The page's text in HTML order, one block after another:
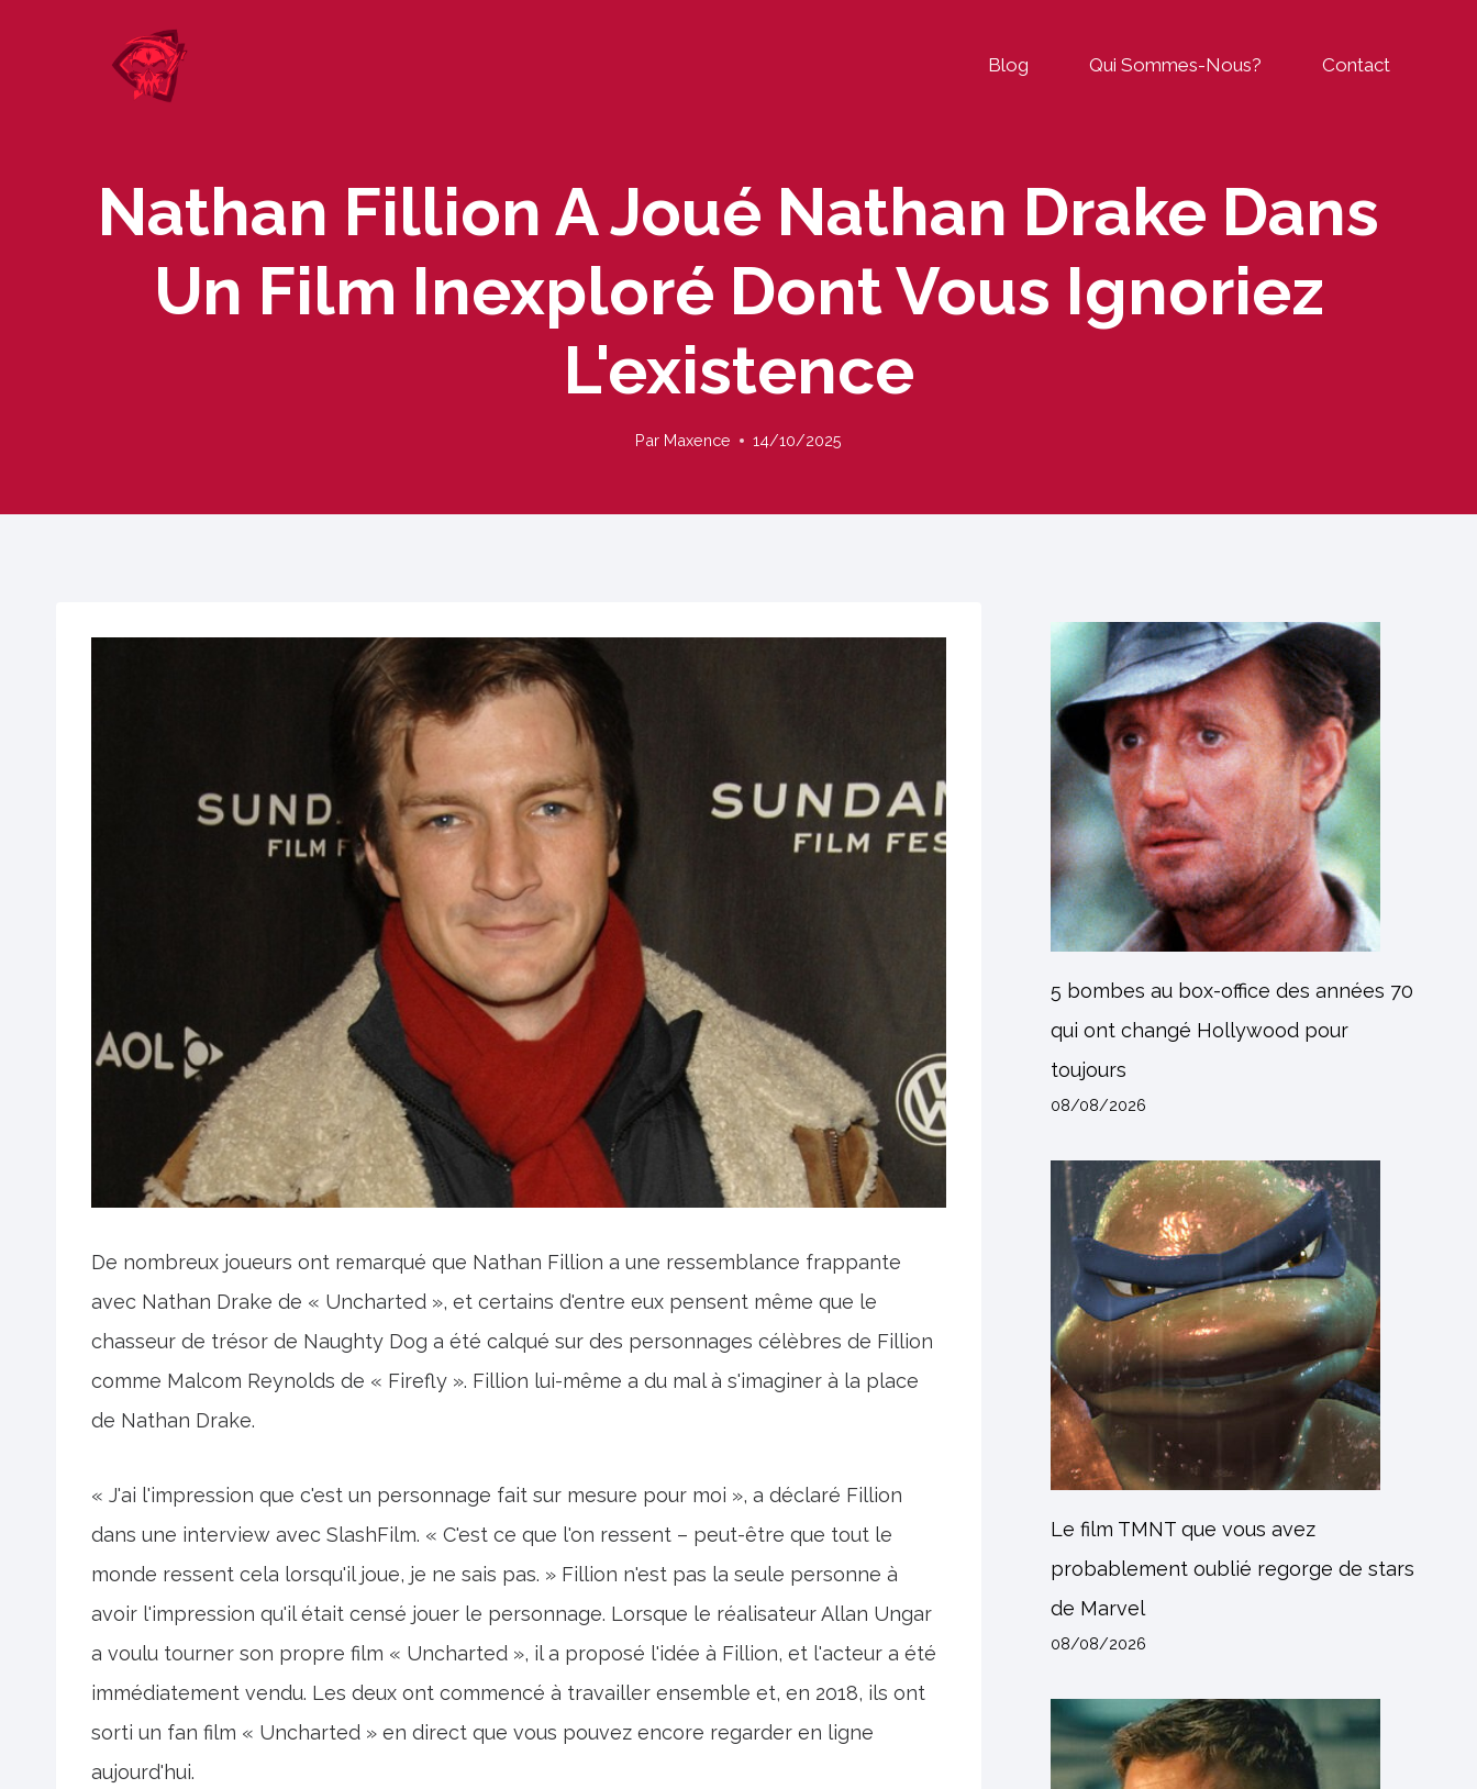
Blog Qui Sommes-Nous? Contact
Nathan Fillion A Joué Nathan Drake Dans
Un Film Inexploré Dont Vous Ignoriez
L'existence
Par Maxence 14/10/2025
De nombreux joueurs ont remarqué que Nathan Fillion a une ressemblance frappante
avec Nathan Drake de « Uncharted », et certains d'entre eux pensent même que le
chasseur de trésor de Naughty Dog a été calqué sur des personnages célèbres de Fillion
comme Malcom Reynolds de « Firefly ». Fillion lui-même a du mal à s'imaginer à la place
de Nathan Drake.
« J'ai l'impression que c'est un personnage fait sur mesure pour moi », a déclaré Fillion
dans une interview avec SlashFilm. « C'est ce que l'on ressent – ​​peut-être que tout le
monde ressent cela lorsqu'il joue, je ne sais pas. » Fillion n'est pas la seule personne à
avoir l'impression qu'il était censé jouer le personnage. Lorsque le réalisateur Allan Ungar
a voulu tourner son propre film « Uncharted », il a proposé l'idée à Fillion, et l'acteur a été
immédiatement vendu. Les deux ont commencé à travailler ensemble et, en 2018, ils ont
sorti un fan film « Uncharted » en direct que vous pouvez encore regarder en ligne
aujourd'hui.
5 bombes au box-office des années 70
qui ont changé Hollywood pour
toujours
08/08/2026
Le film TMNT que vous avez
probablement oublié regorge de stars
de Marvel
08/08/2026